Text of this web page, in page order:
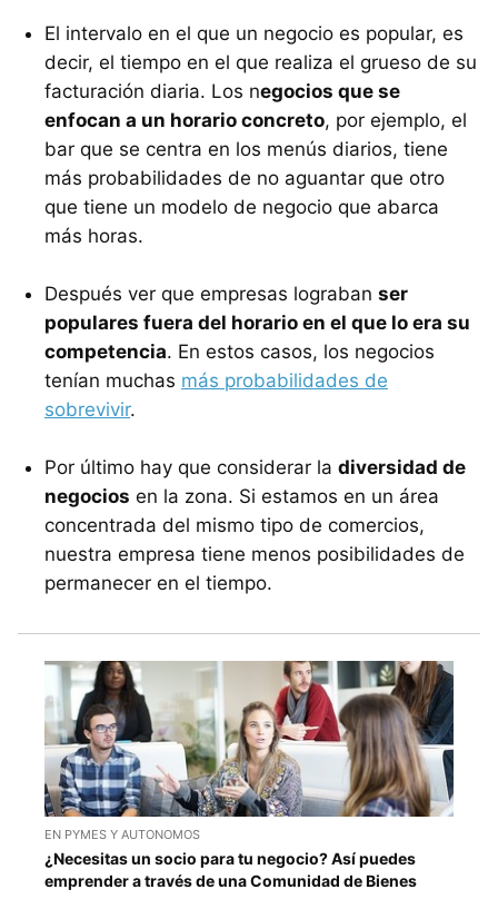
El intervalo en el que un negocio es popular, es
decir, el tiempo en el que realiza el grueso de su
facturación diaria. Los negocios que se
enfocan a un horario concreto, por ejemplo, el
bar que se centra en los menús diarios, tiene
más probabilidades de no aguantar que otro
que tiene un modelo de negocio que abarca
más horas.
Después ver que empresas lograban ser
populares fuera del horario en el que lo era su
competencia. En estos casos, los negocios
tenían muchas más probabilidades de
sobrevivir.
Por último hay que considerar la diversidad de
negocios en la zona. Si estamos en un área
concentrada del mismo tipo de comercios,
nuestra empresa tiene menos posibilidades de
permanecer en el tiempo.
EN PYMES Y AUTONOMOS
¿Necesitas un socio para tu negocio? Así puedes
emprender a través de una Comunidad de Bienes